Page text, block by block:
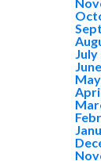
July